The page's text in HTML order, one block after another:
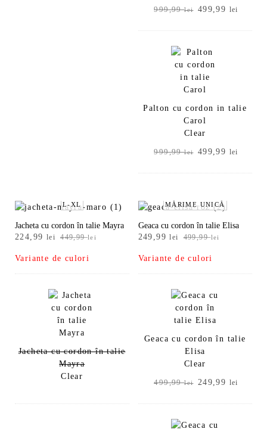
999,99lei
Prețul
a
499,99 lei
este:
Palton cu cordon in talie
Carol
Clear
999,99lei
Prețul
a
999,99 lei.
499,99 lei
este:
L-XL
Jacheta cu cordon în talie Mayra
449,99lei
Prețul
a
fost:
224,99 lei
Prețul
este:
224,99 lei.
Variante de culori
Jacheta cu cordon în talie
Mayra
Clear
MĂRIME UNICĂ
Geaca cu cordon în talie Elisa
499,99lei
Prețul
a
fost:
249,99lei
Prețul
este:
249,99 lei.
Variante de culori
Geaca cu cordon în talie
Elisa
Clear
499,99lei
Prețul
a
249,99 lei
este: